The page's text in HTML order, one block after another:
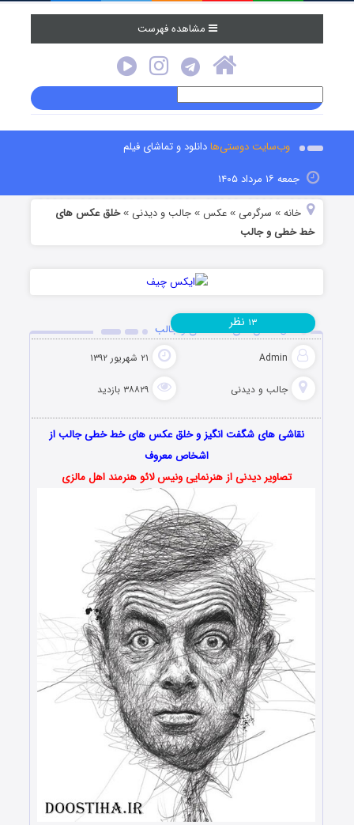
مشاهده فهرست
وب‌سایت دوستی‌هادانلود و تماشای فیلم
جمعه ۱۶ مرداد ۱۴۰۵
خانه » سرگرمی »عکس »جالب و دیدنی »خلق عکس های
خط خطی و جالب
خلق عکس های خط خطی و جالب
Admin ۲۱ شهریور ۱۳۹۲
جالب و دیدنی ۳۸۸۲۹ بازدید
۱۳ نظر
نقاشی های شگفت انگیز و خلق عکس های خط خطی جالب از
اشخاص معروف
تصاویر دیدنی از هنرنمایی ونیس لائو هنرمند اهل مالزی